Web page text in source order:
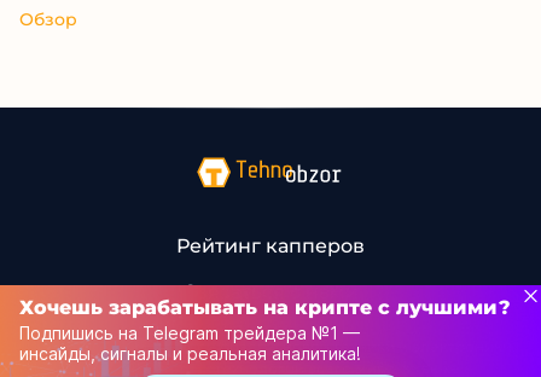
Обзор
Рейтинг капперов
Связаться с нами
© 2013-2025 Tehnoobzor – обзоры новой техники и электроники,
новости высоких технологий всего мира, а также
Хочешь зарабатывать на крипте с лучшими?
Подпишись на Telegram трейдера №1 —
инсайды, сигналы и реальная аналитика!